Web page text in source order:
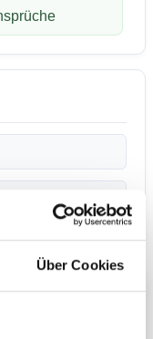
Über Cookies